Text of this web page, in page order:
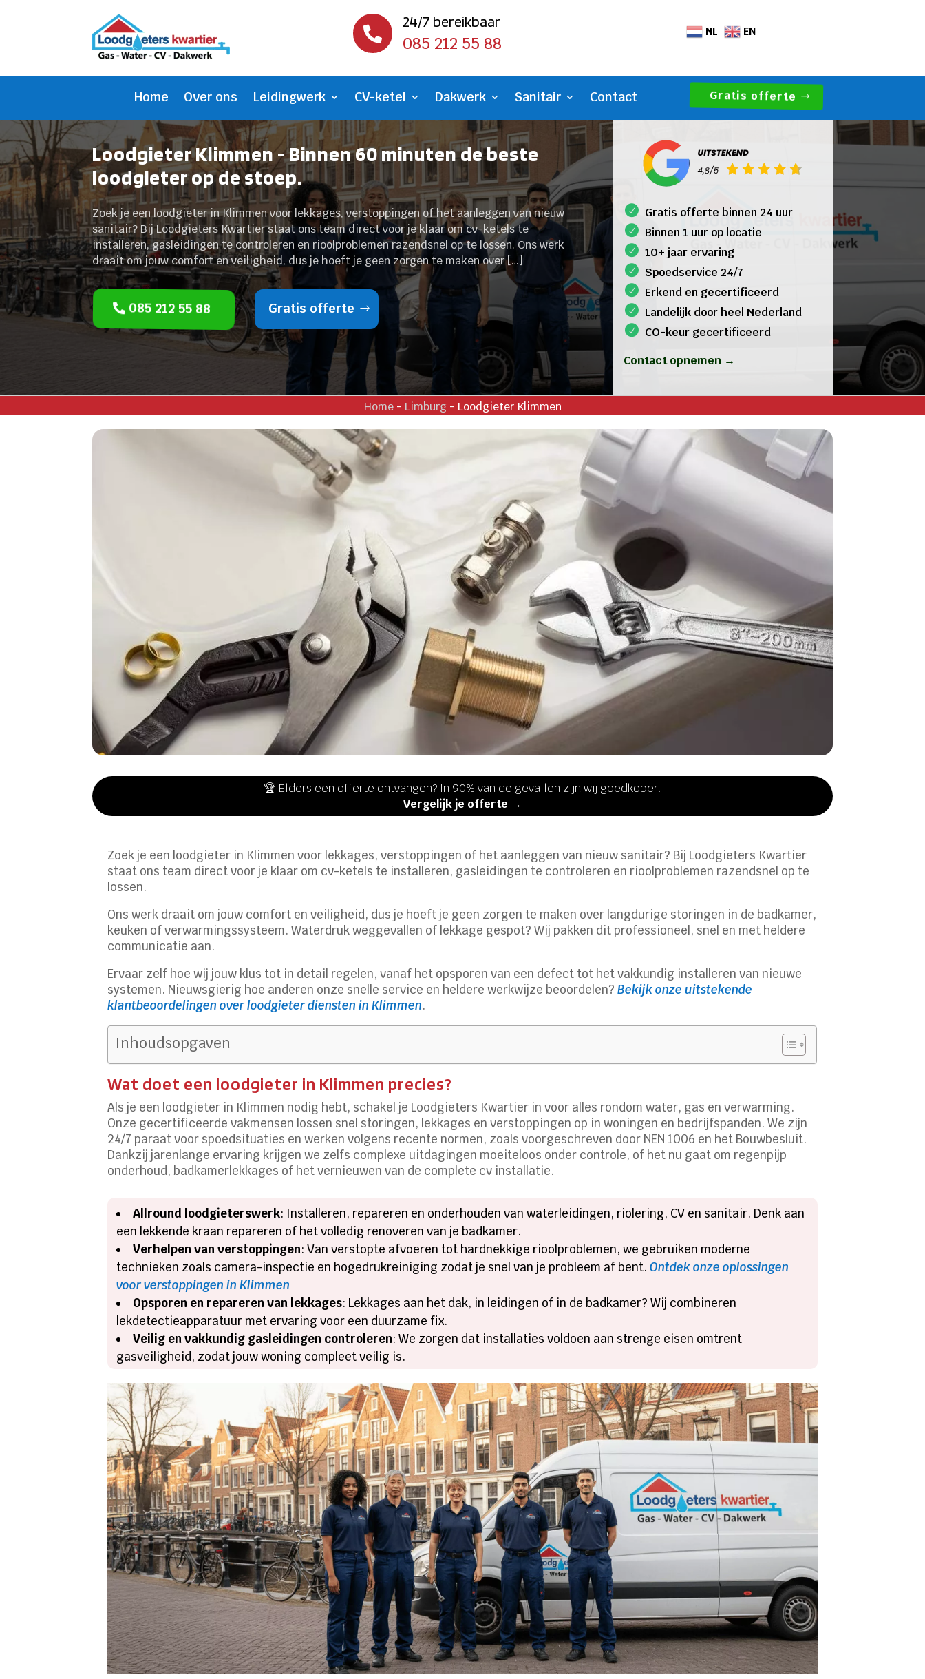

24/7 bereikbaar
085 212 55 88
NL EN
Home Over ons Leidingwerk CV-ketel Dakwerk Sanitair Contact Gratis offerte
Loodgieter Klimmen - Binnen 60 minuten de beste
loodgieter op de stoep.
Zoek je een loodgieter in Klimmen voor lekkages, verstoppingen of het aanleggen van nieuw
sanitair? Bij Loodgieters Kwartier staat ons team direct voor je klaar om cv-ketels te
installeren, gasleidingen te controleren en rioolproblemen razendsnel op te lossen.​ Ons werk
draait om jouw comfort en veiligheid, dus je hoeft je geen zorgen te maken over […]
085 212 55 88 Gratis offerte
Gratis offerte binnen 24 uur
Binnen 1 uur op locatie
10+ jaar ervaring
Spoedservice 24/7
Erkend en gecertificeerd
Landelijk door heel Nederland
CO-keur gecertificeerd
Contact opnemen →
Home- Limburg- Loodgieter Klimmen
🏆 Elders een offerte ontvangen? In 90% van de gevallen zijn wij goedkoper.
Vergelijk je offerte →
Zoek je een loodgieter in Klimmen voor lekkages, verstoppingen of het aanleggen van nieuw sanitair? Bij Loodgieters Kwartier
staat ons team direct voor je klaar om cv-ketels te installeren, gasleidingen te controleren en rioolproblemen razendsnel op te
lossen.​
Ons werk draait om jouw comfort en veiligheid, dus je hoeft je geen zorgen te maken over langdurige storingen in de badkamer,
keuken of verwarmingssysteem.​ Waterdruk weggevallen of lekkage gespot? Wij pakken dit professioneel, snel en met heldere
communicatie aan.​
Ervaar zelf hoe wij jouw klus tot in detail regelen, vanaf het opsporen van een defect tot het vakkundig installeren van nieuwe
systemen.​ Nieuwsgierig hoe anderen onze snelle service en heldere werkwijze beoordelen?Bekijk onze uitstekende
klantbeoordelingen over loodgieter diensten in Klimmen.​
Inhoudsopgaven
Wat doet een loodgieter in Klimmen precies?
Als je een loodgieter in Klimmen nodig hebt, schakel je Loodgieters Kwartier in voor alles rondom water, gas en verwarming.​
Onze gecertificeerde vakmensen lossen snel storingen, lekkages en verstoppingen op in woningen en bedrijfspanden.​ We zijn
24/7 paraat voor spoedsituaties en werken volgens recente normen, zoals voorgeschreven door NEN 1006 en het Bouwbesluit.​
Dankzij jarenlange ervaring krijgen we zelfs complexe uitdagingen moeiteloos onder controle, of het nu gaat om regenpijp
onderhoud, badkamerlekkages of het vernieuwen van de complete cv installatie.​
Allround loodgieterswerk: Installeren, repareren en onderhouden van waterleidingen, riolering, CV en sanitair.​ Denk aan
een lekkende kraan repareren of het volledig renoveren van je badkamer.​
Verhelpen van verstoppingen: Van verstopte afvoeren tot hardnekkige rioolproblemen, we gebruiken moderne
technieken zoals camera-inspectie en hogedrukreiniging zodat je snel van je probleem af bent.​Ontdek onze oplossingen
voor verstoppingen in Klimmen
Opsporen en repareren van lekkages: Lekkages aan het dak, in leidingen of in de badkamer? Wij combineren
lekdetectieapparatuur met ervaring voor een duurzame fix.​
Veilig en vakkundig gasleidingen controleren: We zorgen dat installaties voldoen aan strenge eisen omtrent
gasveiligheid, zodat jouw woning compleet veilig is.​